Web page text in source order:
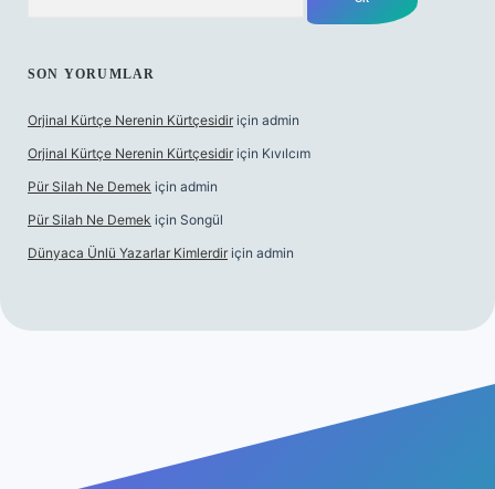
SON YORUMLAR
Orjinal Kürtçe Nerenin Kürtçesidir için admin
Orjinal Kürtçe Nerenin Kürtçesidir için Kıvılcım
Pür Silah Ne Demek için admin
Pür Silah Ne Demek için Songül
Dünyaca Ünlü Yazarlar Kimlerdir için admin